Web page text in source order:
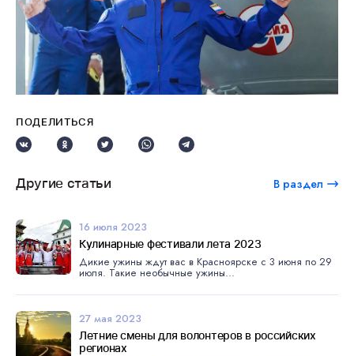
ПОДЕЛИТЬСЯ
Другие статьи В раздел
16 июля 2023
Кулинарные фестивали лета 2023
Дикие ужины ждут вас в Красноярске с 3 июня по 29
июля. Такие необычные ужины...
27 мая 2023
Летние смены для волонтеров в российских
регионах